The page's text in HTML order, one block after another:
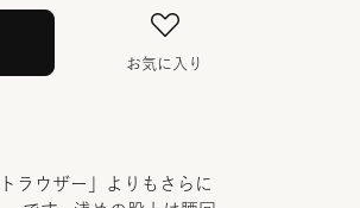
お気に入り
ラウザー」よりもさらに